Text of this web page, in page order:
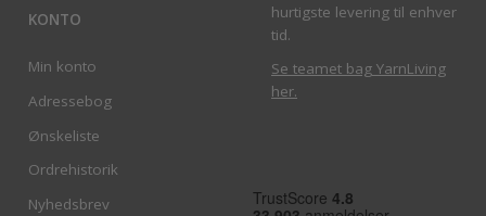
KONTO
Min konto
Adressebog
Ønskeliste
Ordrehistorik
Nyhedsbrev
hurtigste levering til enhver
tid.
Se teamet bag YarnLiving
her.